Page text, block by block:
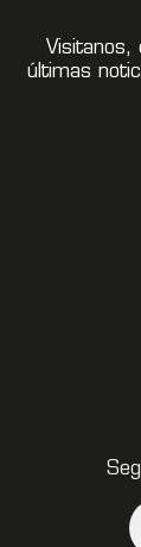
Visitanos,
últimas